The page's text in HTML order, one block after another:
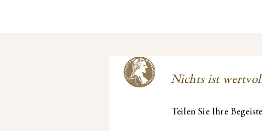
Nichts ist
Teilen Sie Ihre